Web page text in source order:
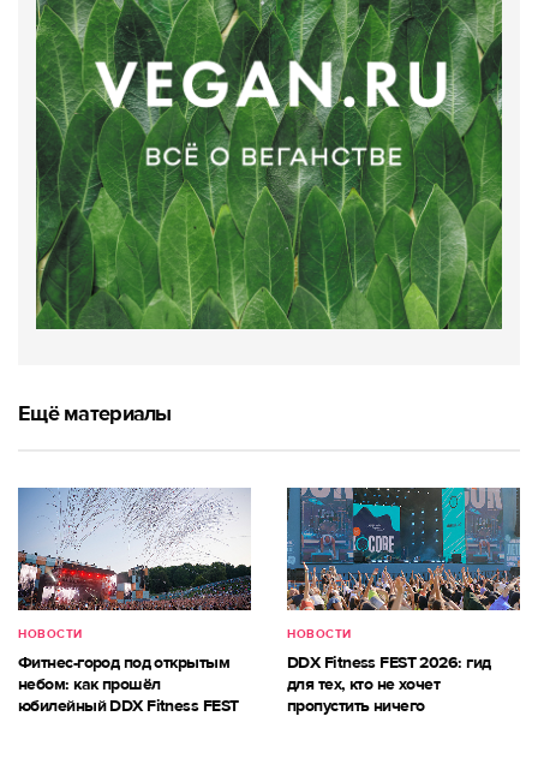
Ещё материалы
НОВОСТИ
Фитнес-город под открытым
небом: как прошёл
юбилейный DDX Fitness FEST
НОВОСТИ
DDX Fitness FEST 2026: гид
для тех, кто не хочет
пропустить ничего